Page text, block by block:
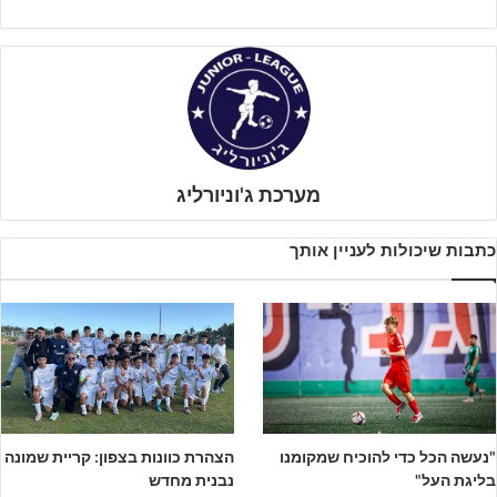
כל ילד או ילדה שדרכו אי פעם על מגרש כדורגל שמע את המונח "לא
מוסרים לי". עכשיו, כשירדת רגע לשחק בשכונה זה משהו אחד, אבל
שהמשחק זה המקצוע והקריירה, זה משהו אחר.
נכנסת למשחק, אתה חלק מהקבוצה, רץ בהתלהבות, צועק, מתקרב,
מבקש — ואף אחד לא מוסר לך. לא פעם, לא פעמיים. פשוט מתעלמים.
מערכת ג'וניורליג
כתבות שיכולות לעניין אותך
"נעשה הכל כדי להוכיח שמקומנו
בליגת העל"
הצהרת כוונות בצפון: קריית שמונה
נבנית מחדש